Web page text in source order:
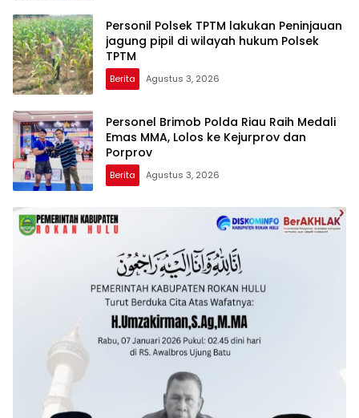
Personil Polsek TPTM lakukan Peninjauan
jagung pipil di wilayah hukum Polsek
TPTM
Berita Agustus 3, 2026
Personel Brimob Polda Riau Raih Medali
Emas MMA, Lolos ke Kejurprov dan
Porprov
Berita Agustus 3, 2026